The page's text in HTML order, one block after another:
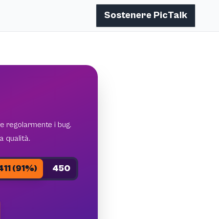
Sostenere PicTalk
regolarmente i bug.
qualità.
(91%) 450